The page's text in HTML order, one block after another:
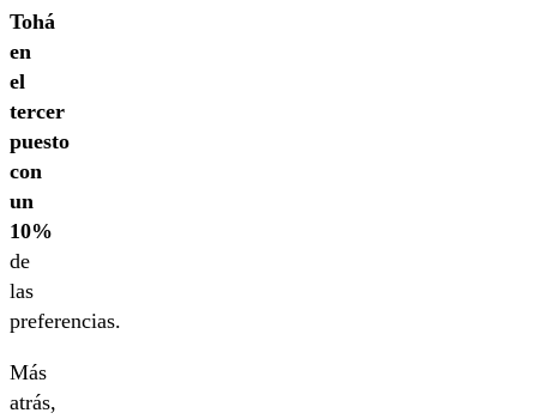
Tohá
en
el
tercer
puesto
con
un
10%
de
las
preferencias.
Más
atrás,